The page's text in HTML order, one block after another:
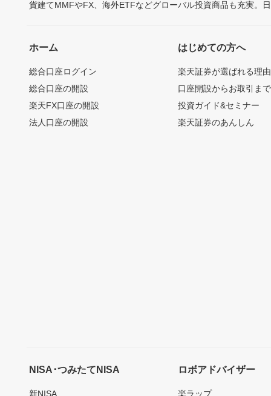
貨建てMMFやFX、海外ETFなどグローバル投資商品も充実。
ホーム
総合口座ログイン
総合口座の開設
楽天FX口座の開設
法人口座の開設
はじめての方へ
楽天証券が選ばれる理由
口座開設からお取引ま
投資ガイド&セミナー
楽天証券のあんしん
NISA･つみたてNISA
新NISA
ロボアドバイザー
楽ラップ